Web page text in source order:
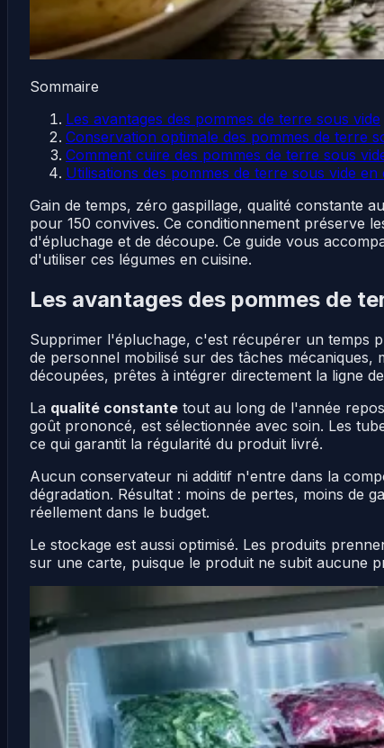
Sommaire
Les avantages des pommes de terre sous vide
Conservation optimale des pommes de terre
Comment cuire des pommes de terre sous
Utilisations des pommes de terre sous vide en
Gain de temps, zéro gaspillage, qualité constante
pour 150 convives. Ce conditionnement préserve
d'épluchage et de découpe. Ce guide vous
d'utiliser ces légumes en cuisine.
Les avantages des pommes de
Supprimer l'épluchage, c'est récupérer un temps
de personnel mobilisé sur des tâches
découpées, prêtes à intégrer directement la ligne
La qualité constante tout au long de l'année
goût prononcé, est sélectionnée avec soin. Les
ce qui garantit la régularité du produit livré.
Aucun conservateur ni additif n'entre dans la
dégradation. Résultat : moins de pertes, moins de
réellement dans le budget.
Le stockage est aussi optimisé. Les produits
sur une carte, puisque le produit ne subit aucune